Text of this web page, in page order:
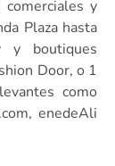
y
Plaza hasta
y boutiques
Door, o 1
como
enedeAli